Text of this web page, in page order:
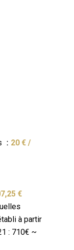
20 € /
€
à partir
: 710€ ~